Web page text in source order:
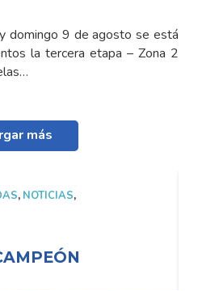
domingo 9 de agosto se está
la tercera etapa – Zona 2
más
, NOTICIAS,